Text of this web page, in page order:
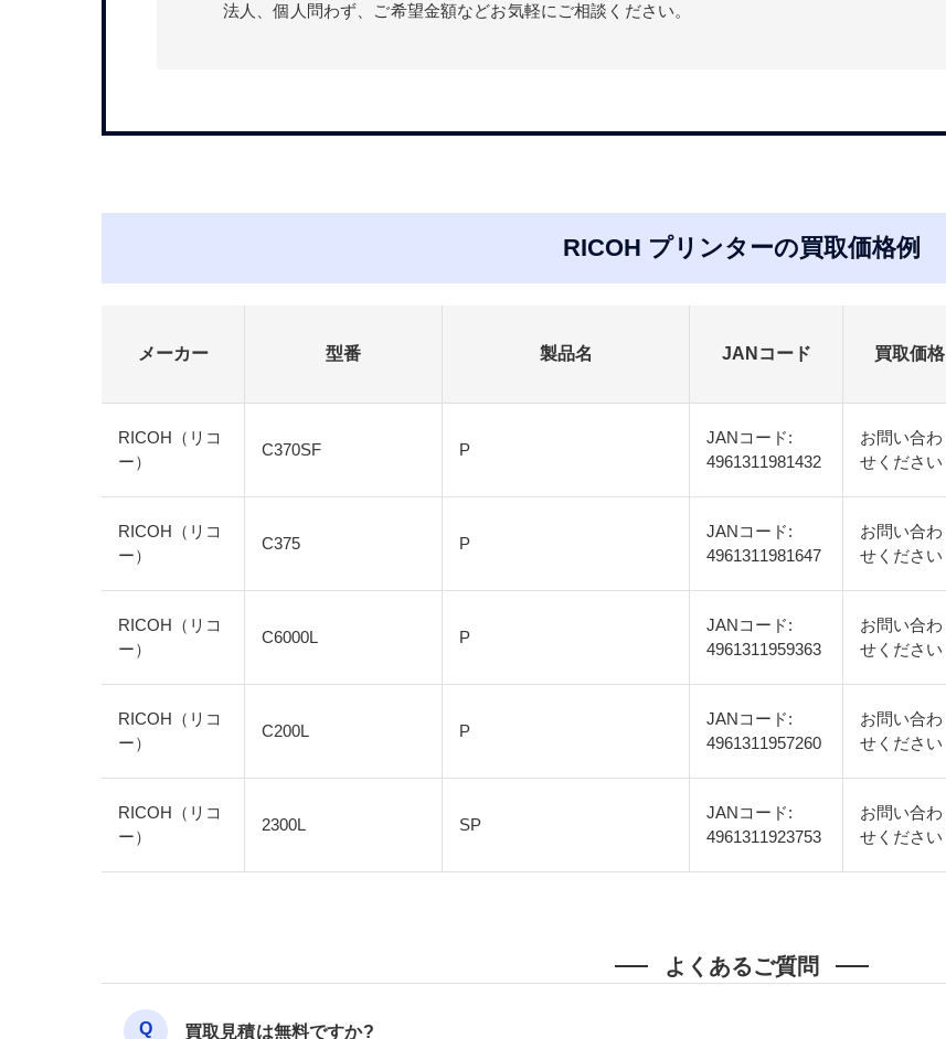
法人、個人問わず、ご希望金額などお気軽にご相談ください。
RICOH プリンターの買取価格例
メーカー 型番 製品名 JANコード 買取価格
RICOH（リコ
ー）
C370SF P
JANコード:
4961311981432
お問い合わ
せください
RICOH（リコ
ー）
C375 P
JANコード:
4961311981647
お問い合わ
せください
RICOH（リコ
ー）
C6000L P
JANコード:
4961311959363
お問い合わ
せください
RICOH（リコ
ー）
C200L P
JANコード:
4961311957260
お問い合わ
せください
RICOH（リコ
ー）
2300L SP
JANコード:
4961311923753
お問い合わ
せください
よくあるご質問
買取見積は無料ですか?